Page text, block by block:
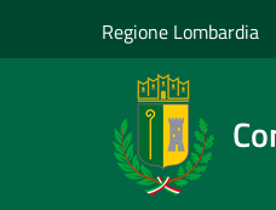
Regione Lombardia